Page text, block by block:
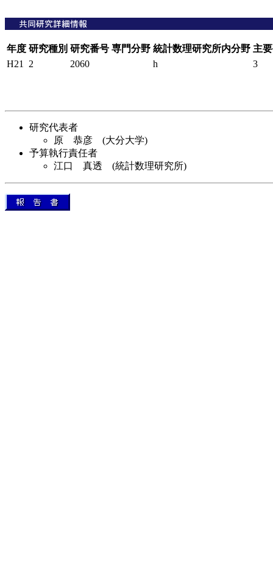
年度 研究種別 研究番号 専門分野 統計数理研究所内分野 主
H21
2 2060 h 3
研究代表者
原 恭彦 (大分大学)
予算執行責任者
江口 真透 (統計数理研究所)